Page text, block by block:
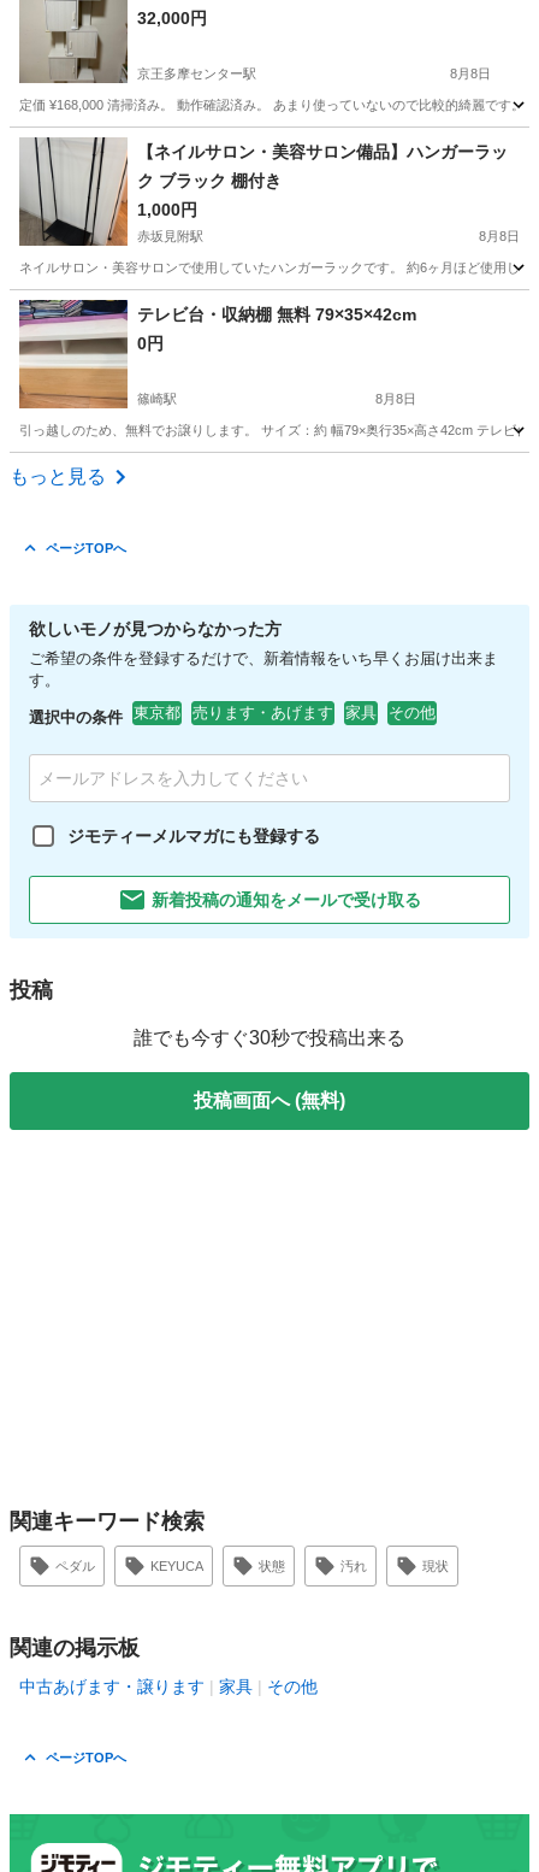
32,000円
京王多摩センター駅 8月8日
定価 ¥168,000 清掃済み。 動作確認済み。 あまり使っていないので比較的綺麗です
東京 多摩市 京王多摩センター駅 収納家具
【ネイルサロン・美容サロン備品】ハンガーラッ
ク ブラック 棚付き
1,000円
赤坂見附駅 8月8日
ネイルサロン・美容サロンで使用していたハンガーラックです。 約6ヶ月ほど使用し
東京 港区 赤坂見附駅 収納家具
テレビ台・収納棚 無料 79×35×42cm
0円
篠崎駅 8月8日
引っ越しのため、無料でお譲りします。 サイズ：約 幅79×奥行35×高さ42cm テレビ
東京 江戸川区
もっと見る
ページTOPへ
欲しいモノが見つからなかった方
ご希望の条件を登録するだけで、新着情報をいち早くお届け出来ま
す。
選択中の条件 東京都 売ります・あげます 家具 その他
ジモティーメルマガにも登録する
新着投稿の通知をメールで受け取る
投稿
誰でも今すぐ30秒で投稿出来る
投稿画面へ (無料)
関連キーワード検索
ペダル KEYUCA 状態 汚れ 現状
関連の掲示板
中古あげます・譲ります 家具 その他
ページTOPへ